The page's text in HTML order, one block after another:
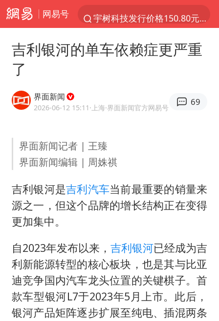
网易号
吉林一“温度计大楼”读数爆表
多地要求领导干部带头休假
U17国足1分钟轰2球
中国“五箭齐发”反制美国
女子利用漏洞0元薅走3000多件家电
感觉全东北都在等7号
80后女柜员逆袭成4200亿银行副行长
奋进开新局 实干挑大梁
吉利银河的单车依赖症更严重
了
界面新闻
2026-06-12 15:11 ·上海·界面新闻官方网易号
69
界面新闻记者 | 王臻
界面新闻编辑 | 周姝祺
吉利银河是吉利汽车当前最重要的销量来
源之一，但这个品牌的增长结构正在变得
更加集中。
自2023年发布以来， 吉利银河已经成为吉
利新能源转型的核心板块，也是其与比亚
迪竞争国内汽车龙头位置的关键棋子。首
款车型银河L7于2023年5月上市。此后，
银河产品矩阵逐步扩展至纯电、插混两条